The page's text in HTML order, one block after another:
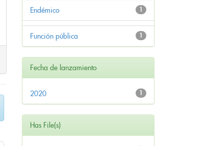
1
Endémico
1
Función pública
Fecha de lanzamiento
1
2020
Has File(s)